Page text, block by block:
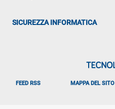
ALTRO
SICUREZZA INFORMATICA
FEED RSS MAPPA DEL SITO